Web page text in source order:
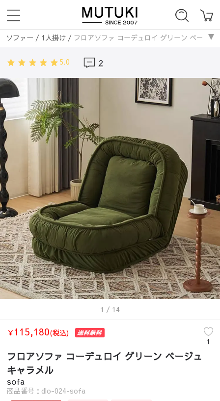
ソファー / 1人掛け/ フロアソファ コーデュロイ グリーン ベージュ
5.0
2
1 / 14
￥115,180(税込)
1
フロアソファ コーデュロイ グリーン ベージュ
キャラメル
sofa
商品番号：dlo-024-sofa